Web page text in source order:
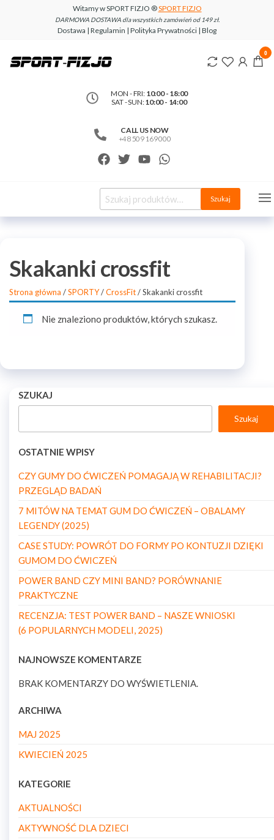
Witamy w SPORT FIZJO ®SPORT FIZJO
DARMOWA DOSTAWA dla wszystkich zamówień od 149 zł.
Dostawa | Regulamin | Polityka Prywatności | Blog
www.sport-
MON - FRI: 10:00 - 18:00
SAT - SUN:10:00 - 14:00
CALL US NOW
+48 509 169 000
0
Szukaj
Skakanki crossfit
Strona główna /SPORTY/CrossFit/ Skakanki crossfit
Nie znaleziono produktów, których szukasz.
SZUKAJ
Szukaj
OSTATNIE WPISY
CZY GUMY DO ĆWICZEŃ POMAGAJĄ W REHABILITACJI?
PRZEGLĄD BADAŃ
7 MITÓW NA TEMAT GUM DO ĆWICZEŃ – OBALAMY
LEGENDY (2025)
CASE STUDY: POWRÓT DO FORMY PO KONTUZJI DZIĘKI
GUMOM DO ĆWICZEŃ
POWER BAND CZY MINI BAND? PORÓWNANIE
PRAKTYCZNE
RECENZJA: TEST POWER BAND – NASZE WNIOSKI
(6 POPULARNYCH MODELI, 2025)
NAJNOWSZE KOMENTARZE
BRAK KOMENTARZY DO WYŚWIETLENIA.
ARCHIWA
MAJ 2025
KWIECIEŃ 2025
KATEGORIE
AKTUALNOŚCI
AKTYWNOŚĆ DLA DZIECI